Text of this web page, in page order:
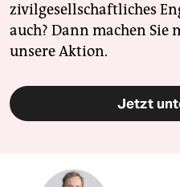
zivilgesellschaftliches
auch? Dann machen
unsere Aktion.
Jetzt